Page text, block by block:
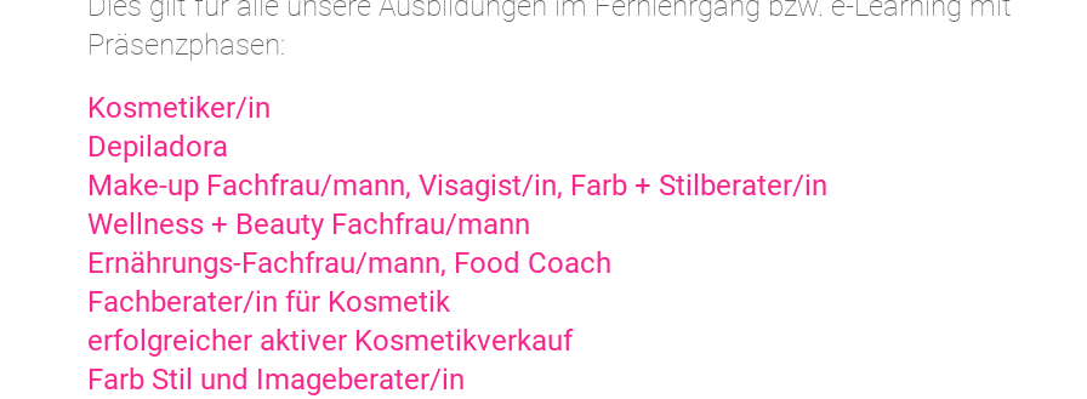
Präsenzphasen:
Kosmetiker/in
Depiladora
Make-up Fachfrau/mann, Visagist/in, Farb + Stilberater/in
Wellness + Beauty Fachfrau/mann
Ernährungs-Fachfrau/mann, Food Coach
Fachberater/in für Kosmetik
erfolgreicher aktiver Kosmetikverkauf
Farb Stil und Imageberater/in